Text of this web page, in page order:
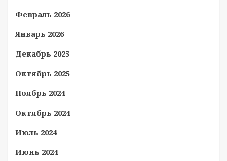
Февраль 2026
Январь 2026
Декабрь 2025
Октябрь 2025
Ноябрь 2024
Октябрь 2024
Июль 2024
Июнь 2024